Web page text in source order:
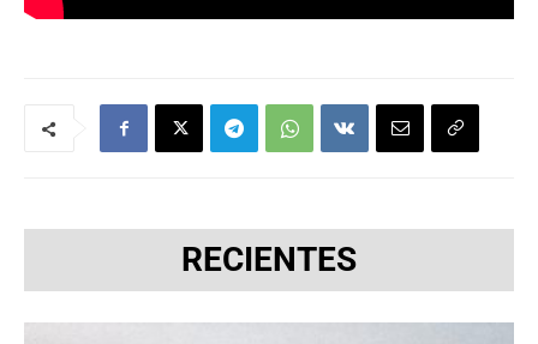
RECIENTES